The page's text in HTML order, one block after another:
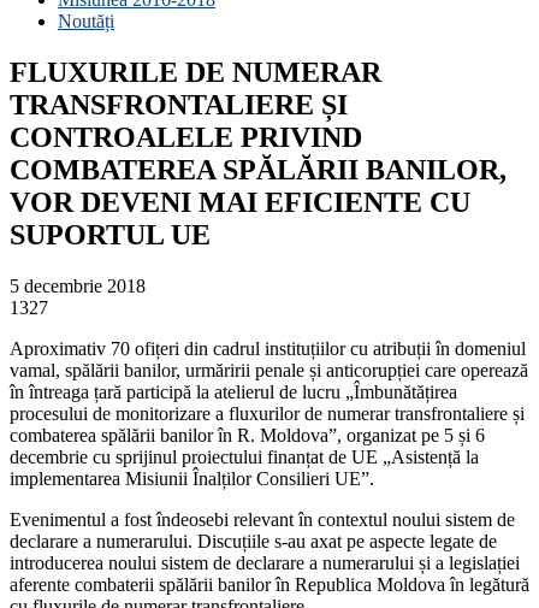
Noutăți
FLUXURILE DE NUMERAR
TRANSFRONTALIERE ȘI
CONTROALELE PRIVIND
COMBATEREA SPĂLĂRII BANILOR,
VOR DEVENI MAI EFICIENTE CU
SUPORTUL UE
5 decembrie 2018
1327
Aproximativ 70 ofițeri din cadrul instituțiilor cu atribuții în domeniul
vamal, spălării banilor, urmăririi penale și anticorupției care operează
în întreaga țară participă la atelierul de lucru „Îmbunătățirea
procesului de monitorizare a fluxurilor de numerar transfrontaliere și
combaterea spălării banilor în R. Moldova”, organizat pe 5 și 6
decembrie cu sprijinul proiectului finanțat de UE „Asistență la
implementarea Misiunii Înalților Consilieri UE”.
Evenimentul a fost îndeosebi relevant în contextul noului sistem de
declarare a numerarului. Discuțiile s-au axat pe aspecte legate de
introducerea noului sistem de declarare a numerarului și a legislației
aferente combaterii spălării banilor în Republica Moldova în legătură